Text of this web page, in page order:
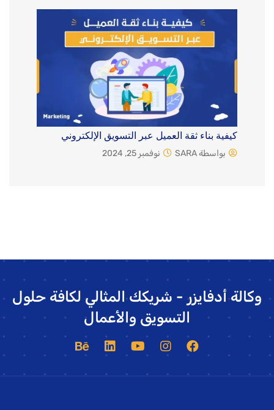
كيفية بناء ثقة العميل عبر التسويق الإلكتروني
بواسطة SARA نوفمبر 25, 2024
وكالة أدفايزر - شريكك المثالي لكافة حلول
التسويق والأعمال